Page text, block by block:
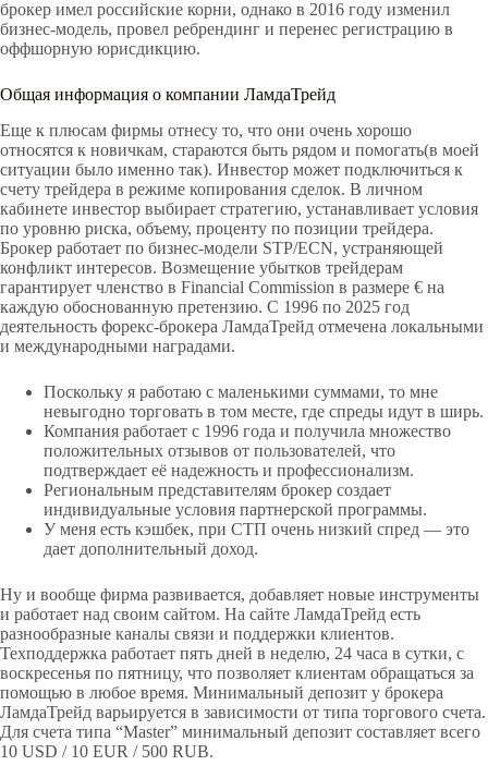
брокер имел российские корни, однако в 2016 году изменил
бизнес-модель, провел ребрендинг и перенес регистрацию в
оффшорную юрисдикцию.
Общая информация о компании ЛамдаТрейд
Еще к плюсам фирмы отнесу то, что они очень хорошо
относятся к новичкам, стараются быть рядом и помогать(в моей
ситуации было именно так). Инвестор может подключиться к
счету трейдера в режиме копирования сделок. В личном
кабинете инвестор выбирает стратегию, устанавливает условия
по уровню риска, объему, проценту по позиции трейдера.
Брокер работает по бизнес-модели STP/ECN, устраняющей
конфликт интересов. Возмещение убытков трейдерам
гарантирует членство в Financial Commission в размере € на
каждую обоснованную претензию. C 1996 по 2025 год
деятельность форекс-брокера ЛамдаТрейд отмечена локальными
и международными наградами.
Поскольку я работаю с маленькими суммами, то мне
невыгодно торговать в том месте, где спреды идут в ширь.
Компания работает с 1996 года и получила множество
положительных отзывов от пользователей, что
подтверждает её надежность и профессионализм.
Региональным представителям брокер создает
индивидуальные условия партнерской программы.
У меня есть кэшбек, при СТП очень низкий спред — это
дает дополнительный доход.
Ну и вообще фирма развивается, добавляет новые инструменты
и работает над своим сайтом. На сайте ЛамдаТрейд есть
разнообразные каналы связи и поддержки клиентов.
Техподдержка работает пять дней в неделю, 24 часа в сутки, с
воскресенья по пятницу, что позволяет клиентам обращаться за
помощью в любое время. Минимальный депозит у брокера
ЛамдаТрейд варьируется в зависимости от типа торгового счета.
Для счета типа “Master” минимальный депозит составляет всего
10 USD / 10 EUR / 500 RUB.